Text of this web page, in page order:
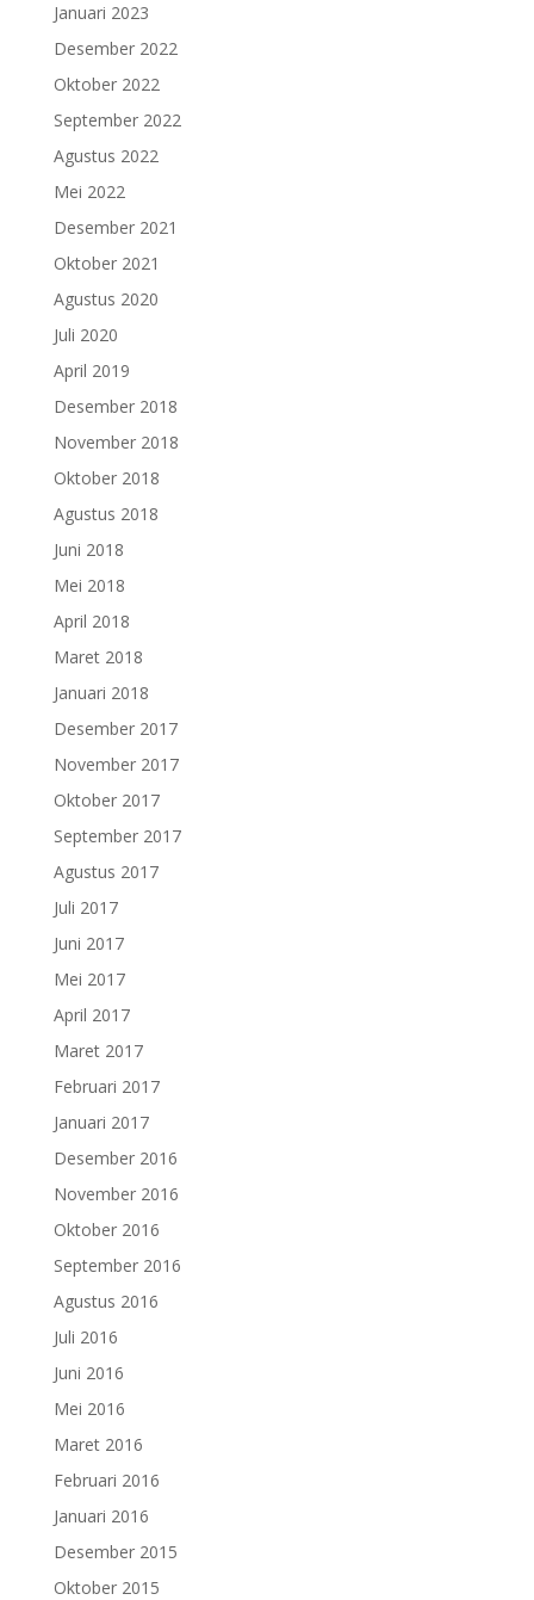
Januari 2023
Desember 2022
Oktober 2022
September 2022
Agustus 2022
Mei 2022
Desember 2021
Oktober 2021
Agustus 2020
Juli 2020
April 2019
Desember 2018
November 2018
Oktober 2018
Agustus 2018
Juni 2018
Mei 2018
April 2018
Maret 2018
Januari 2018
Desember 2017
November 2017
Oktober 2017
September 2017
Agustus 2017
Juli 2017
Juni 2017
Mei 2017
April 2017
Maret 2017
Februari 2017
Januari 2017
Desember 2016
November 2016
Oktober 2016
September 2016
Agustus 2016
Juli 2016
Juni 2016
Mei 2016
Maret 2016
Februari 2016
Januari 2016
Desember 2015
Oktober 2015